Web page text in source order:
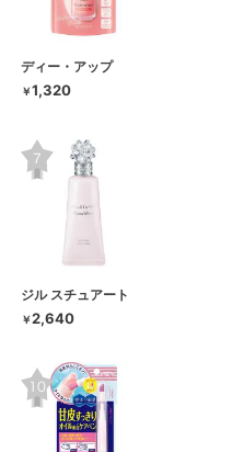
ディー・アップ
￥1,320
ジル スチュアート
￥2,640